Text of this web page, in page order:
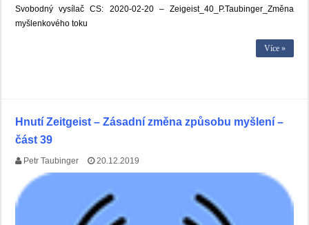
Svobodný vysílač CS: 2020-02-20 – Zeigeist_40_P.Taubinger_Změna
myšlenkového toku
Více »
Hnutí Zeitgeist – Zásadní změna způsobu myšlení –
část 39
Petr Taubinger 20.12.2019